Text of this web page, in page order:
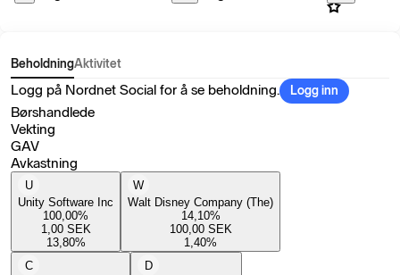
BeholdningAktivitet
Logg på Nordnet Social for å se beholdning. Logg inn
Børshandlede
Vekting
GAV
Avkastning
U
Unity Software Inc
100,00%
1,00 SEK
13,80%
W
Walt Disney Company (The)
14,10%
100,00 SEK
1,40%
C
D